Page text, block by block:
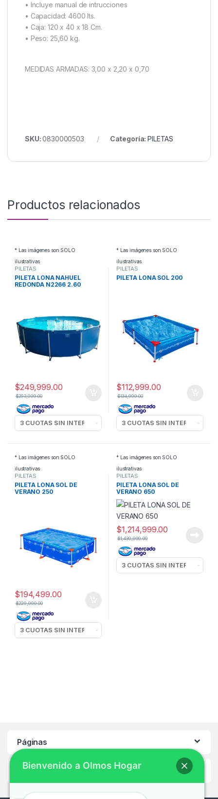
• Incluye manual de intrucciones
• Capacidad: 4600 lts.
• Caja: 120 x 40 x 18 Cm.
• Peso: 25,60 kg.
MEDIDAS ARMADAS: 3,00 x 2,20 x 0,70
SKU:0830000503 Categoría:PILETAS
Productos relacionados
* Las imágenes son SOLO
ilustrativas
PILETAS
PILETA LONA NAHUEL
REDONDA N2266 2.60
$249,999.00
$293,999.00
* Las imágenes son SOLO
ilustrativas
PILETAS
PILETA LONA SOL 200
$112,999.00
$134,999.00
* Las imágenes son SOLO
ilustrativas
PILETAS
PILETA LONA SOL DE
VERANO 250
$194,499.00
$229,999.00
* Las imágenes son SOLO
ilustrativas
PILETAS
PILETA LONA SOL DE
VERANO 650
$1,214,999.00
$1,439,999.00
Páginas
Ayuda
Bienvenido a Olmos Hogar